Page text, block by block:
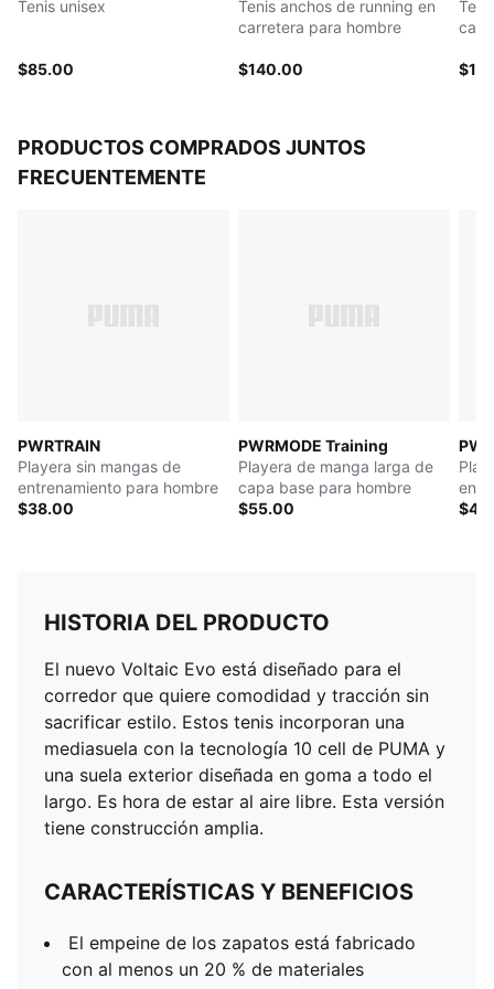
Mediasuela: caña de 10 cell y TPU
Empeine: Materiales texturizados y mezcla de
materiales prémium
Tenis unisex
$85.00
Tenis anchos de running en
carretera para hombre
$140.00
PRODUCTOS COMPRADOS JUNTOS
FRECUENTEMENTE
PWRTRAIN
Playera sin mangas de
entrenamiento para hombre
$38.00
PWRMODE Training
Playera de manga larga de
capa base para hombre
$55.00
HISTORIA DEL PRODUCTO
El nuevo Voltaic Evo está diseñado para el
corredor que quiere comodidad y tracción sin
sacrificar estilo. Estos tenis incorporan una
mediasuela con la tecnología 10 cell de PUMA y
una suela exterior diseñada en goma a todo el
largo. Es hora de estar al aire libre. Esta versión
tiene construcción amplia.
CARACTERÍSTICAS Y BENEFICIOS
El empeine de los zapatos está fabricado
con al menos un 20 % de materiales